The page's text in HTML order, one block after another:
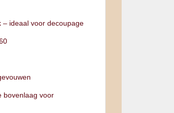
– ideaal voor decoupage
bovenlaag voor